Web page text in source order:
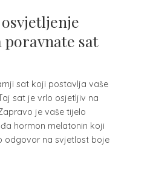
poravnate sat
sat koji postavlja vaše
sat je vrlo osjetljiv na
je vaše tijelo
hormon melatonin koji
odgovor na svjetlost boje